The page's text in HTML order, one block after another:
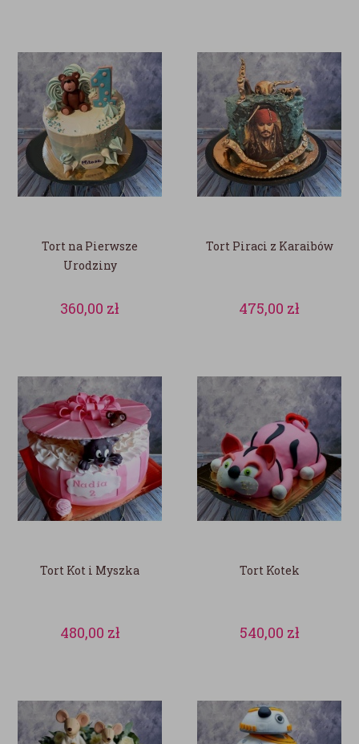
Tort na Pierwsze
Urodziny
360,00 zł
Tort Piraci z Karaibów
475,00 zł
Tort Kot i Myszka
480,00 zł
Tort Kotek
540,00 zł